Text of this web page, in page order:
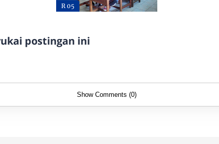
R 05
postingan ini
Show Comments (0)